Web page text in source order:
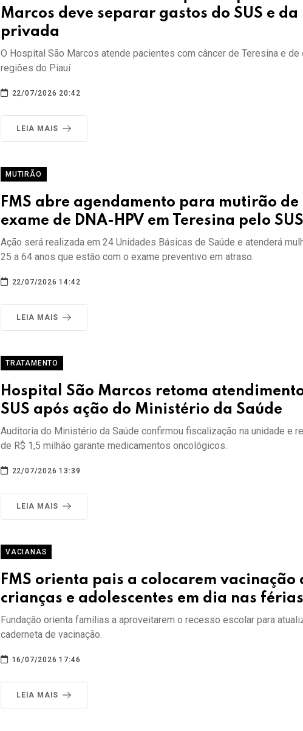
Marcos deve separar gastos do SUS e da
privada
O Hospital São Marcos atende pacientes com câncer de Teresina e de
regiões do Piauí
22/07/2026 20:42
LEIA MAIS
MUTIRÃO
FMS abre agendamento para mutirão de
exame de DNA-HPV em Teresina pelo SUS
Ação será realizada em 24 Unidades Básicas de Saúde e atenderá
25 a 64 anos que estão com o exame preventivo em atraso.
22/07/2026 14:42
LEIA MAIS
TRATAMENTO
Hospital São Marcos retoma
SUS após ação do Ministério da Saúde
Auditoria do Ministério da Saúde confirmou fiscalização na unidade e
de R$ 1,5 milhão garante medicamentos oncológicos.
22/07/2026 13:39
LEIA MAIS
VACIANAS
FMS orienta pais a colocarem vacinação
crianças e adolescentes em dia nas férias
Fundação orienta famílias a aproveitarem o recesso escolar para
caderneta de vacinação.
16/07/2026 17:46
LEIA MAIS